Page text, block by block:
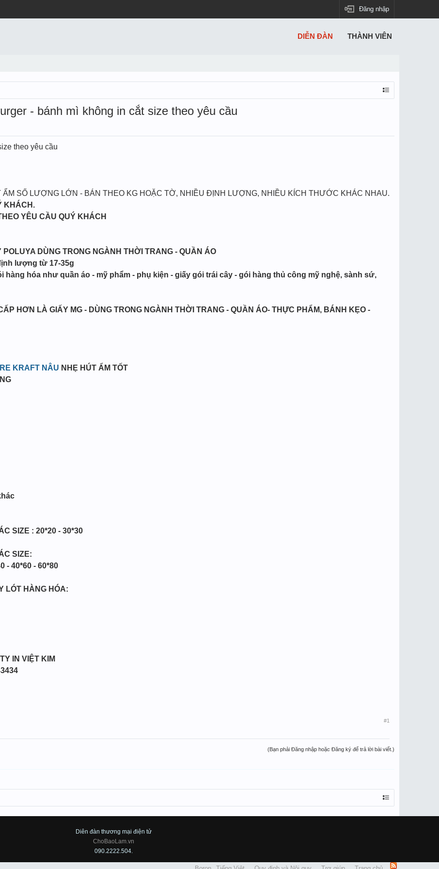
Đăng nhập
- bánh mì không in cắt size theo yêu cầu
theo yêu cầu
ẨM SỐ LƯỢNG LỚN - BÁN THEO KG HOẶC TỜ, NHIỀU ĐỊNH LƯỢNG, NHIỀU KÍCH THƯỚC KHÁC NHAU.
KHÁCH.
YÊU CẦU QUÝ KHÁCH
POLUYA DÙNG TRONG NGÀNH THỜI TRANG - QUẦN ÁO
lượng từ 17-35g
hàng hóa như quần áo - mỹ phẩm - phụ kiện - giấy gói trái cây - gói hàng thủ công mỹ nghệ, sành sứ,
HƠN LÀ GIẤY MG - DÙNG TRONG NGÀNH THỜI TRANG - QUẦN ÁO- THỰC PHẨM, BÁNH KẸO -
KRAFT NÂU NHẸ HÚT ẨM TỐT
SIZE : 20*20 - 30*30
SIZE:
- 40*60 - 60*80
LÓT HÀNG HÓA:
IN VIỆT KIM
#1
(Bạn phải Đăng nhập hoặc Đăng ký để trả lời bài viết.)
DIỄN ĐÀN THÀNH VIÊN
Diên đàn thương mại điện tử
ChoBaoLam.vn
090.2222.504.